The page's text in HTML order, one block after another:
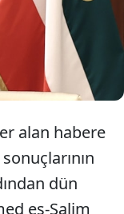
istifasını kabul
alan habere
dün
es-Salim